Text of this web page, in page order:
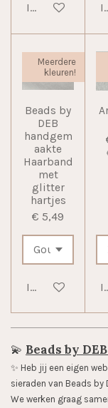
In winkelwagen
Meerdere
kleuren!
Beads by
DEB
handgem
aakte
Haarband
met
glitter
hartjes
€ 5,49
In winkelwagen
💫 Beads by
✨️ Heb jij een eigen
sieraden van Beads by
We werken graag